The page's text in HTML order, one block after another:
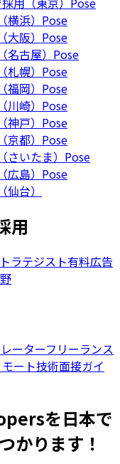
浜） Pose
阪） Pose
古屋） Pose
幌） Pose
岡） Pose
崎） Pose
戸） Pose
都） Pose
いたま） Pose
島） Pose
台）
用
ラテジスト有料広告
ーターフリーランス
モート技術面接ガイ
を日本で
かります！